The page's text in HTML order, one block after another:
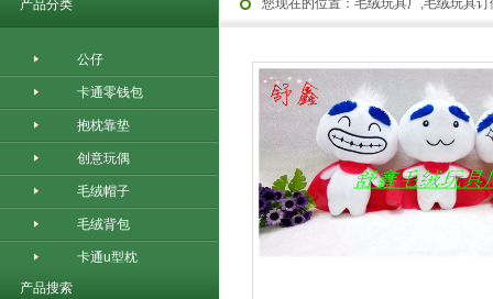
产品搜索
您现在的位置： 毛绒玩具厂,毛绒玩具
产品分类
公仔
卡通零钱包
抱枕靠垫
创意玩偶
毛绒帽子
毛绒背包
卡通u型枕